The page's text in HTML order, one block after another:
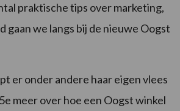
praktische tips over marketing,
we langs bij de nieuwe Oogst
er onder andere haar eigen vlees
meer over hoe een Oogst winkel